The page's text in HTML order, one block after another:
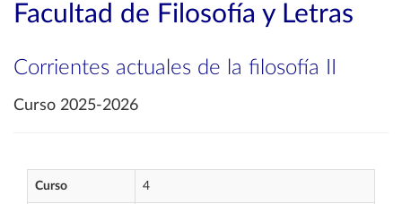
Facultad de Filosofía y Letras
Corrientes actuales de la filosofía II
Curso 2025-2026
Curso 4